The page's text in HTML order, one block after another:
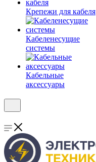
Крепежи для кабеля
Кабеленесущие
системы
Кабельные
аксессуары